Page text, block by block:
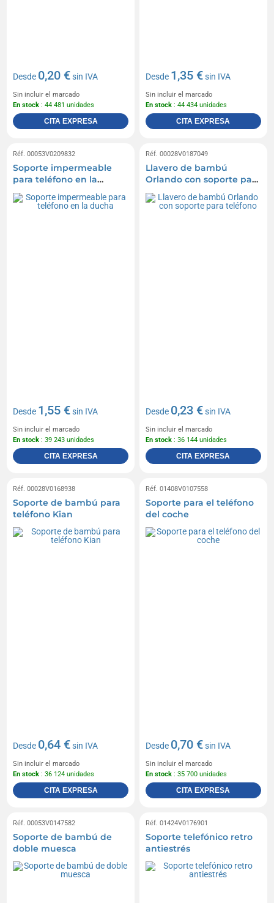
Desde 0,20 €sin IVA
Sin incluir el marcado
En stock : 44 481 unidades
CITA EXPRESA
Desde 1,35 €sin IVA
Sin incluir el marcado
En stock : 44 434 unidades
CITA EXPRESA
Réf. 00053V0209832
Soporte impermeable
para teléfono en la
ducha
Desde 1,55 €sin IVA
Sin incluir el marcado
En stock : 39 243 unidades
CITA EXPRESA
Réf. 00028V0187049
Llavero de bambú
Orlando con soporte para
teléfono
Desde 0,23 €sin IVA
Sin incluir el marcado
En stock : 36 144 unidades
CITA EXPRESA
Réf. 00028V0168938
Soporte de bambú para
teléfono Kian
Desde 0,64 €sin IVA
Sin incluir el marcado
En stock : 36 124 unidades
CITA EXPRESA
Réf. 01408V0107558
Soporte para el teléfono
del coche
Desde 0,70 €sin IVA
Sin incluir el marcado
En stock : 35 700 unidades
CITA EXPRESA
Réf. 00053V0147582
Soporte de bambú de
doble muesca
Réf. 01424V0176901
Soporte telefónico retro
antiestrés